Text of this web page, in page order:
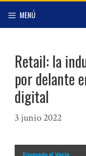
MENÚ
Retail: la
por delante
digital
3 junio 2022